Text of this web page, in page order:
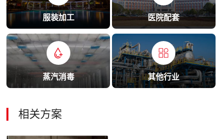
服装加工 医院配套
蒸汽消毒 其他行业
相关方案